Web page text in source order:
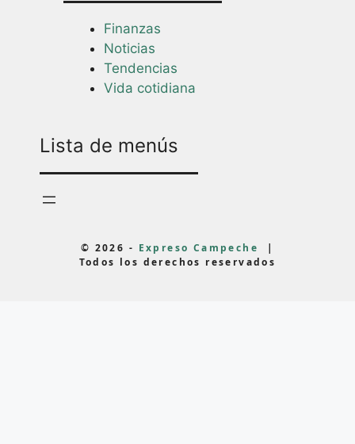
Finanzas
Noticias
Tendencias
Vida cotidiana
Lista de menús
© 2026 - Expreso Campeche
|
Todos los derechos reservados